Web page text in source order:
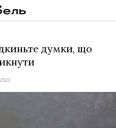
думки, що